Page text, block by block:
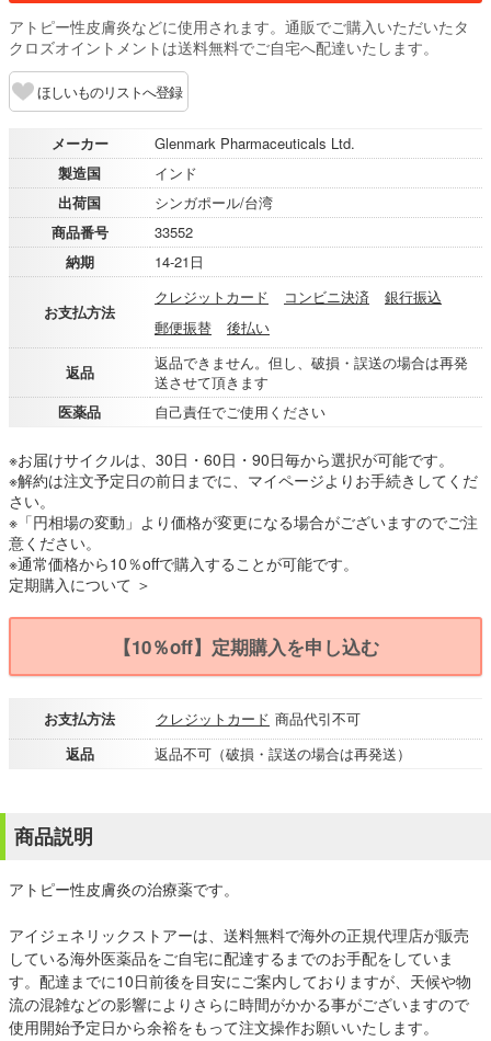
アトピー性皮膚炎などに使用されます。通販でご購入いただいたタ
クロズオイントメントは送料無料でご自宅へ配達いたします。
ほしいものリストへ登録
メーカー
Glenmark Pharmaceuticals Ltd.
製造国
インド
出荷国
シンガポール/台湾
商品番号
33552
納期
14-21日
お支払方法
クレジットカード コンビニ決済
銀行振込
郵便振替
後払い
返品
返品できません。但し、破損・誤送の場合は再発
送させて頂きます
医薬品
自己責任でご使用ください
※お届けサイクルは、30日・60日・90日毎から選択が可能です。
※解約は注文予定日の前日までに、マイページよりお手続きしてくだ
さい。
※「円相場の変動」より価格が変更になる場合がございますのでご注
意ください。
※通常価格から10％offで購入することが可能です。
定期購入について ＞
【10％off】定期購入を申し込む
お支払方法 クレジットカード 商品代引不可
返品
返品不可（破損・誤送の場合は再発送）
商品説明
アトピー性皮膚炎の治療薬です。
アイジェネリックストアーは、送料無料で海外の正規代理店が販売
している海外医薬品をご自宅に配達するまでのお手配をしていま
す。配達までに10日前後を目安にご案内しておりますが、天候や物
流の混雑などの影響によりさらに時間がかかる事がございますので
使用開始予定日から余裕をもって注文操作お願いいたします。